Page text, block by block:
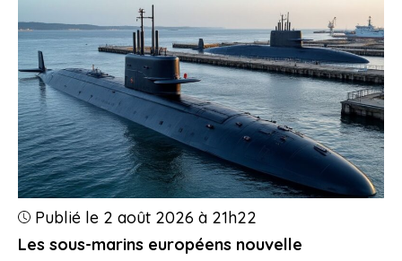
Les sous-marins européens nouvelle
Publié le 2 août 2026 à 21h22